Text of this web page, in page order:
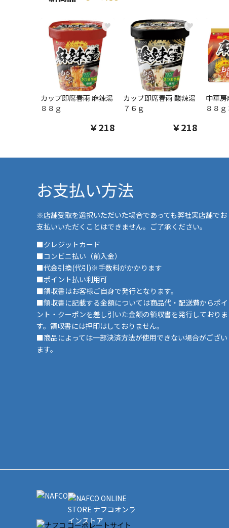
♥
カップ即席春雨 麻辣湯
８８ｇ
￥218
♥
カップ即席春雨 酸辣湯
７６ｇ
￥218
中華
８８
お支払い方法
※店舗受取を選択いただいた場合であっても弊社実店舗でお
支払いいただくことはできません。ご了承ください。
■クレジットカード
■コンビニ払い（前入金）
■代金引換(代引)※手数料がかかります
■ポイント払い利用可
■領収書はお客様ご自身で発行となります。
■領収書に記載する金額については商品代・配送費からポイ
ント・クーポンを差し引いた金額の領収書を発行しておりま
す。領収書には押印はしておりません。
■商品によっては一部決済方法が使用できない場合がござい
ます。